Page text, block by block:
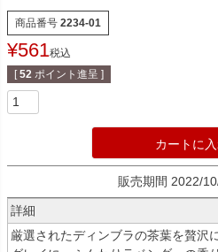
商品番号 2234-01
¥561税込
[ 52 ポイント進呈 ]
カートに
販売期間 2022/
詳細
厳選されたディンブラの茶葉を贅沢